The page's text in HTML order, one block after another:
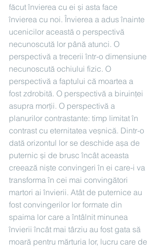
făcut învierea cu ei și asta face
învierea cu noi. Învierea a adus înainte
ucenicilor această o perspectivă
necunoscută lor până atunci. O
perspectivă a trecerii într-o dimensiune
necunoscută ochiului fizic. O
perspectivă a faptului că moartea a
fost zdrobită. O perspectivă a biruinței
asupra morții. O perspectivă a
planurilor contrastante: timp limitat în
contrast cu eternitatea veșnică. Dintr-o
dată orizontul lor se deschide așa de
puternic și de brusc încât aceasta
creează niște convingeri în ei care-i va
transforma în cei mai convingători
martori ai învierii. Atât de puternice au
fost convingerilor lor formate din
spaima lor care a întâlnit minunea
învierii încât mai târziu au fost gata să
moară pentru mărturia lor, lucru care de